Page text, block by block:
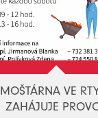
MOŠTÁRNA VE
ZAHÁJUJE